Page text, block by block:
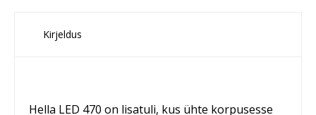
Kirjeldus
Hella LED 470 on lisatuli, kus ühte korpusesse